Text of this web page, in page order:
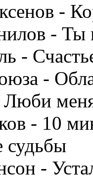
-
- Ты
-
-
Люби
- 10
-